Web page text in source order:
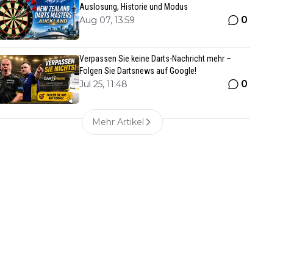
Auslosung, Historie und Modus
Aug 07, 13:59 0
Verpassen Sie keine Darts-Nachricht mehr –
Folgen Sie Dartsnews auf Google!
Jul 25, 11:48 0
Mehr Artikel